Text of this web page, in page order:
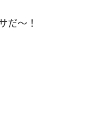
だ〜！